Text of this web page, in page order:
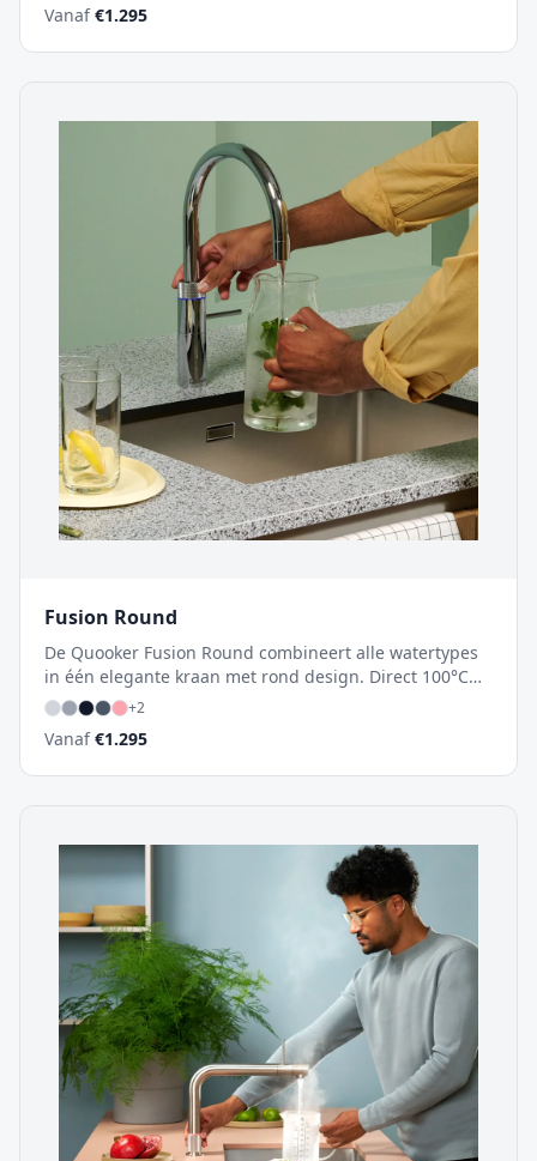
keukeninterieur.
Vanaf€1.295
Fusion Round
De Quooker Fusion Round combineert alle watertypes
in één elegante kraan met rond design. Direct 100°C
kokend water, warm en koud – en met de CUBE ook
gekoeld en bruisend water. Het minimalistische
ontwerp houdt je keuken strak en opgeruimd.
+2
Vanaf€1.295